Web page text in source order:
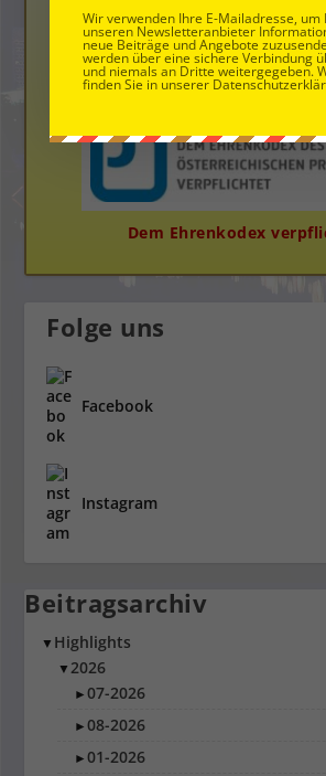
Die Neue
Dem Ehrenkodex
Folge uns
Facebook
Instagram
Beitragsarchiv
▼ Highlights
▼2026
►07-2026
►08-2026
►01-2026
Wir verwenden Ihre E-Mailadresse, um
unseren Newsletteranbieter
neue Beiträge und Angebote
werden über eine sichere Verbindung
und niemals an Dritte weitergegeben.
finden Sie in unserer